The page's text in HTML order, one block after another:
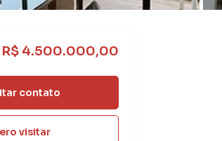
R$ 4.500.000,00
contato
visitar